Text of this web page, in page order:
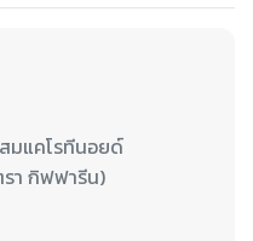
มแคโรทีนอยด์